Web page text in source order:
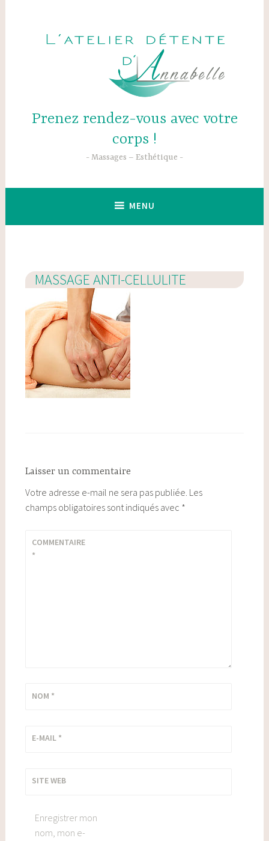
Prenez rendez-vous avec votre
corps !
Massages – Esthétique
MENU
MASSAGE ANTI-CELLULITE
Laisser un commentaire
Votre adresse e-mail ne sera pas publiée. Les
champs obligatoires sont indiqués avec *
COMMENTAIRE
*
NOM *
E-MAIL *
SITE WEB
Enregistrer mon
nom, mon e-